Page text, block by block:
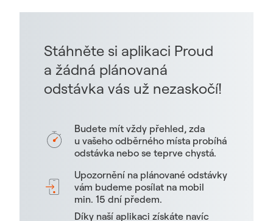
Stáhněte si aplikaci Proud
a žádná plánovaná
odstávka vás už nezaskočí!
Budete mít vždy přehled, zda
u vašeho odběrného místa probíhá
odstávka nebo se teprve chystá.
Upozornění na plánované odstávky
vám budeme posílat na mobil
min. 15 dní předem.
Díky naší aplikaci získáte navíc